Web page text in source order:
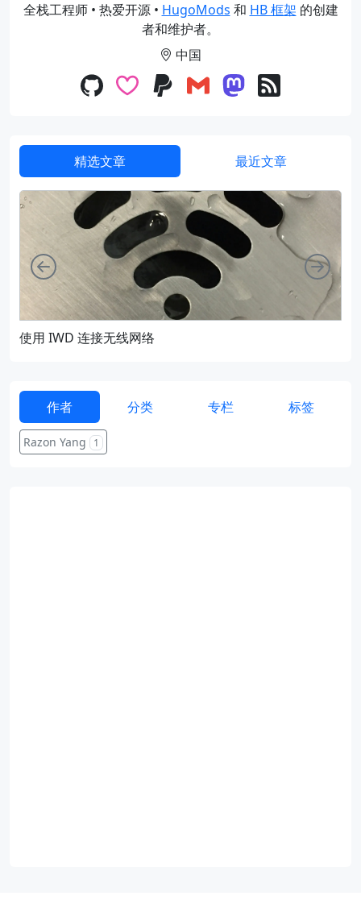
全栈工程师 • 热爱开源 • HugoMods 和 HB 框架 的创建
者和维护者。
中国
精选文章 最近文章
使用 IWD 连接无线网络
向左 向右
作者 分类 专栏 标签
Razon Yang 1